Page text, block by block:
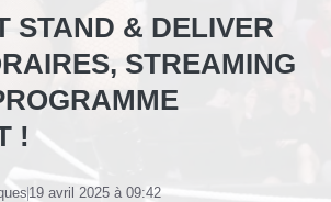
STAND & DELIVER
STREAMING
!
19 avril 2025 à 09:42